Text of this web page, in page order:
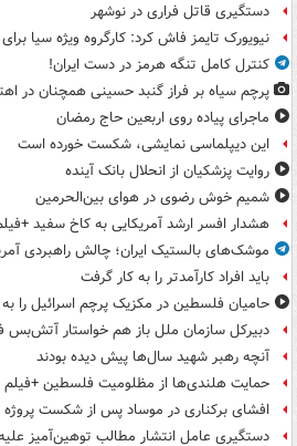
دستگیری قاتل فراری در نوشهر
نیویورک تایمز فاش کرد: کارگروه ویژه سیا
کنترل کامل تنگه هرمز در دست ایران!
پرچم سیاه بر فراز گنبد حسینی همچنان در
ماجرای پیاده روی اربعین حاج رمضان
این دیپلماسی نمایشی، شکست خورده است
روایت پزشکیان از انحلال بانک آینده
شمیم خوش رضوی در هوای بین‌الحرمین
هشدار افسر ارشد آمریکایی به کاخ سفید
موشک‌های بالستیک ایران؛ چالش راهبردی
باید افراد کارآمدتر را به کار گرفت
حامیان فلسطین در مکزیک پرچم اسرائیل را
دبیرکل سازمان ملل باز هم خواستار آتش‌بس
آنچه رهبر شهید سال‌ها پیش دیده بودند
حمایت هلندی‌ها از مظلومیت فلسطین +فیلم
افشای برکناری در موساد پس از شکست پروژه
دستگیری عامل انتشار مطالب توهین‌آمیز